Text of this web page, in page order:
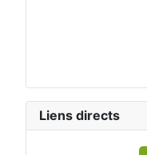
Liens directs